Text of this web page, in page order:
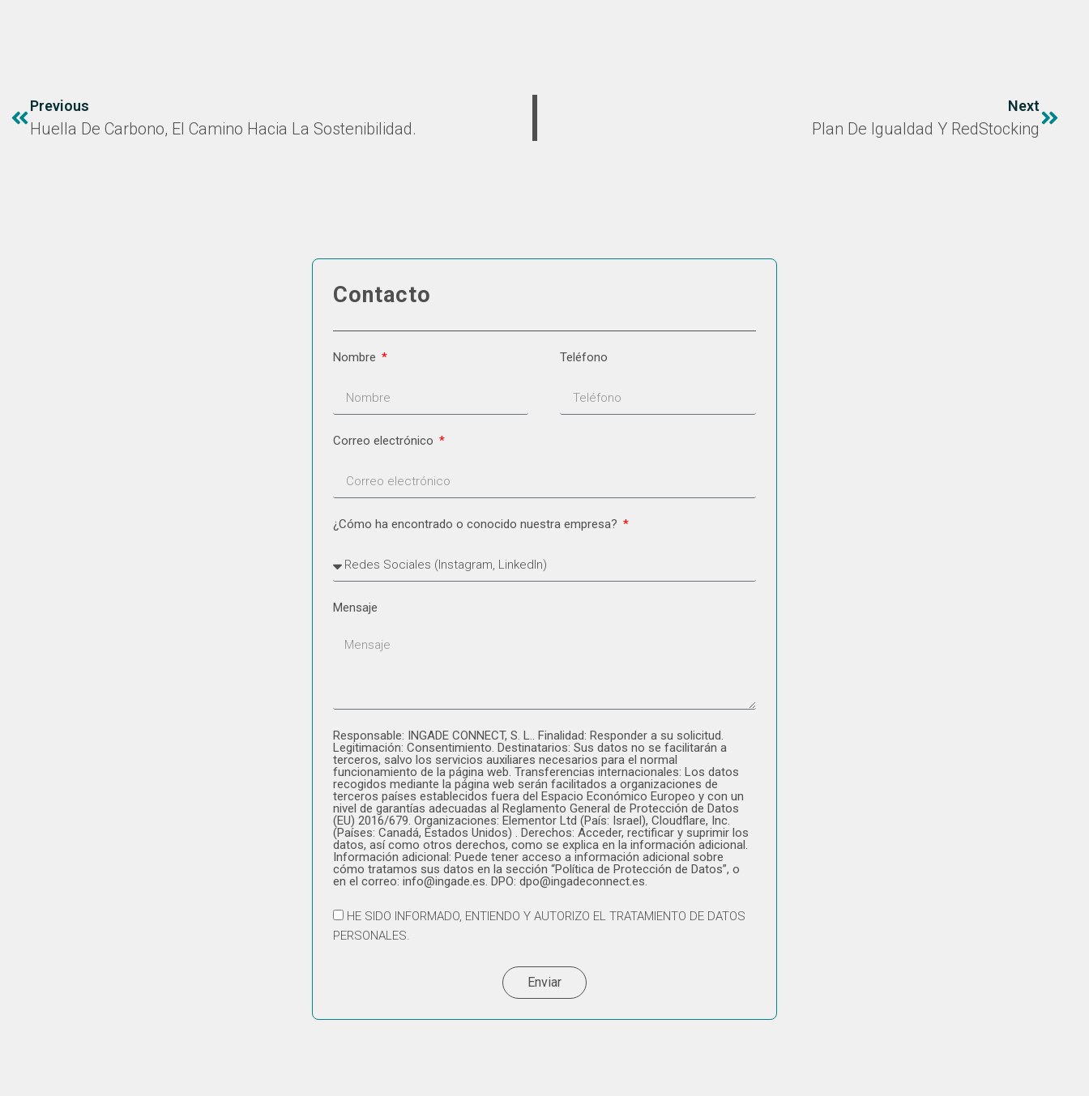
Previous
Huella De Carbono, El Camino Hacia La Sostenibilidad.
Next
Plan De Igualdad Y RedStocking
Contacto
Nombre Teléfono
Correo electrónico
¿Cómo ha encontrado o conocido nuestra empresa?
Mensaje
Responsable: INGADE CONNECT, S. L.. Finalidad: Responder a su solicitud.
Legitimación: Consentimiento. Destinatarios: Sus datos no se facilitarán a
terceros, salvo los servicios auxiliares necesarios para el normal
funcionamiento de la página web. Transferencias internacionales: Los datos
recogidos mediante la página web serán facilitados a organizaciones de
terceros países establecidos fuera del Espacio Económico Europeo y con un
nivel de garantías adecuadas al Reglamento General de Protección de Datos
(EU) 2016/679. Organizaciones: Elementor Ltd (País: Israel), Cloudflare, Inc.
(Países: Canadá, Estados Unidos) . Derechos: Acceder, rectificar y suprimir los
datos, así como otros derechos, como se explica en la información adicional.
Información adicional: Puede tener acceso a información adicional sobre
cómo tratamos sus datos en la sección “Política de Protección de Datos”, o
en el correo: info@ingade.es. DPO: dpo@ingadeconnect.es.
HE SIDO INFORMADO, ENTIENDO Y AUTORIZO EL TRATAMIENTO DE DATOS
PERSONALES.
Enviar